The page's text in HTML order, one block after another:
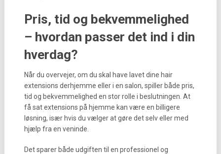
Pris, tid og bekvemmelighed
– hvordan passer det ind i din
hverdag?
Når du overvejer, om du skal have lavet dine hair
extensions derhjemme eller i en salon, spiller både pris,
tid og bekvemmelighed en stor rolle i beslutningen. At
få sat extensions på hjemme kan være en billigere
løsning, især hvis du vælger at gøre det selv eller med
hjælp fra en veninde.
Det sparer både udgiften til en professionel og